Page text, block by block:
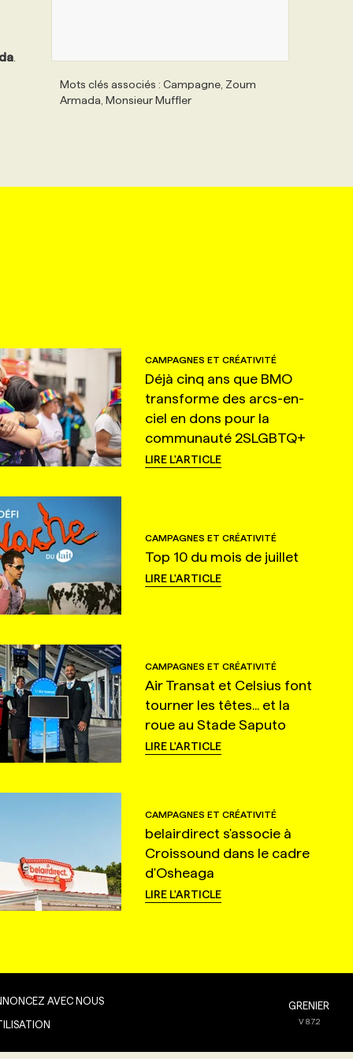
Mots clés associés : Campagne, Zoum
Armada, Monsieur Muffler
CAMPAGNES ET CRÉATIVITÉ
Déjà cinq ans que BMO
transforme des arcs-en-
ciel en dons pour la
communauté 2SLGBTQ+
LIRE L'ARTICLE
CAMPAGNES ET CRÉATIVITÉ
Top 10 du mois de juillet
LIRE L'ARTICLE
CAMPAGNES ET CRÉATIVITÉ
Air Transat et Celsius font
tourner les têtes... et la
roue au Stade Saputo
LIRE L'ARTICLE
CAMPAGNES ET CRÉATIVITÉ
belairdirect s'associe à
Croissound dans le cadre
d'Osheaga
LIRE L'ARTICLE
AVEC NOUS GRENIER
V8.7.2